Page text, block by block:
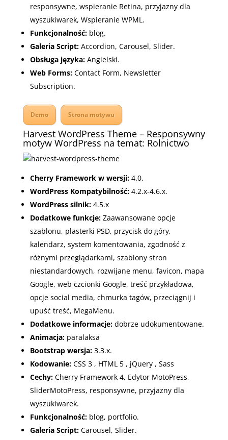
responsywne, wspieranie Retina, przyjazny dla
wyszukiwarek, Wspieranie WPML.
Funkcjonalność:blog.
Galeria Script: Accordion, Carousel, Slider.
Obsługa języka: Angielski.
Web Forms: Contact Form, Newsletter
Subscription.
Demo Strona motywu
Harvest WordPress Theme – Responsywny
motyw WordPress na temat: Rolnictwo
Cherry Framework w wersji:4.0.
WordPress Kompatybilność:4.2.x-4.6.x.
WordPress silnik:4.5.x
Dodatkowe funkcje: Zaawansowane opcje
szablonu, plasterki PSD, przycisk do góry,
kalendarz, system komentowania, zgodność z
różnymi przeglądarkami, szablony stron
niestandardowych, rozwijane menu, favicon, mapa
Google, web czcionki Google, treść przykładowa,
opcje social media, chmurka tagów, przeciągnij i
upuść treść, MegaMenu.
Dodatkowe informacje:dobrze udokumentowane.
Animacja: paralaksa
Bootstrap wersja:3.3.x.
Kodowanie: CSS 3, HTML 5, jQuery, Sass
Cechy:Cherry Framework 4, Edytor MotoPress,
SliderMotoPress, responsywne, przyjazny dla
wyszukiwarek.
Funkcjonalność:blog, portfolio.
Galeria Script: Carousel, Slider.